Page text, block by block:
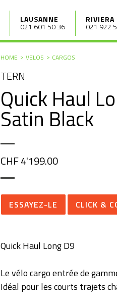
LAUSANNE
021 601 50 36
RIVIERA
021 922
HOME VELOS CARGOS
TERN
Quick Haul
Satin Black
CHF 4'199.00
ESSAYEZ-LE CLICK &
Quick Haul Long D9
Le vélo cargo entrée de
Idéal pour les courts trajets